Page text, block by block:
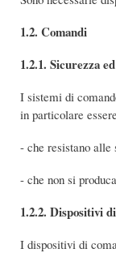
1.2. Comandi
1.2.1. Sicurezza
I sistemi di
in particolare
- che resistano
- che non si
1.2.2. Dispositivi
I dispositivi di